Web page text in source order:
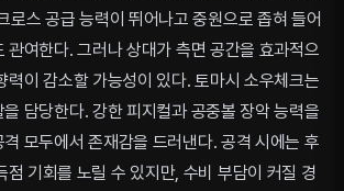
로스 공급 능력이 뛰어나고 중원으로 좁혀 들어
관여한다. 그러나 상대가 측면 공간을 효과적으
력이 감소할 가능성이 있다. 토마시 소우체크는
담당한다. 강한 피지컬과 공중볼 장악 능력을
모두에서 존재감을 드러낸다. 공격 시에는 후
점 기회를 노릴 수 있지만, 수비 부담이 커질 경